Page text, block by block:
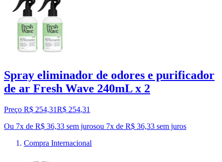
Spray eliminador de odores e purificador
de ar Fresh Wave 240mL x 2
Preço R$ 254,31R$ 254,31
Ou 7x de R$ 36,33 sem jurosou 7x de R$ 36,33 sem juros
Compra Internacional